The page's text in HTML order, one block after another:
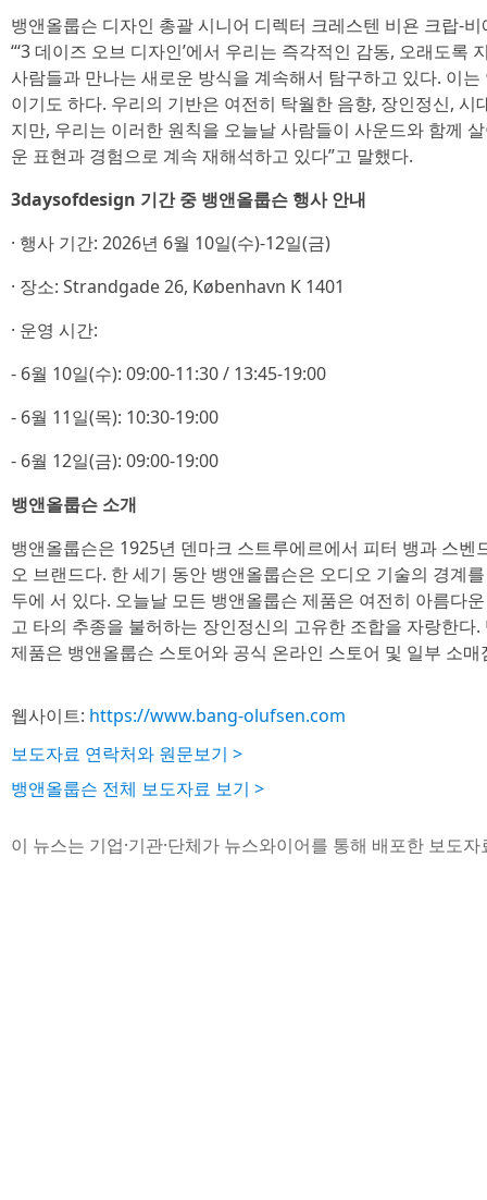
뱅앤올룹슨 디자인 총괄 시니어 디렉터 크레스텐 비욘 크랍-
“‘3 데이즈 오브 디자인’에서 우리는 즉각적인 감동, 오래도록
사람들과 만나는 새로운 방식을 계속해서 탐구하고 있다. 이
이기도 하다. 우리의 기반은 여전히 탁월한 음향, 장인정신,
지만, 우리는 이러한 원칙을 오늘날 사람들이 사운드와 함께
운 표현과 경험으로 계속 재해석하고 있다”고 말했다.
3daysofdesign 기간 중 뱅앤올룹슨 행사 안내
· 행사 기간: 2026년 6월 10일(수)-12일(금)
· 장소: Strandgade 26, København K 1401
· 운영 시간:
- 6월 10일(수): 09:00-11:30 / 13:45-19:00
- 6월 11일(목): 10:30-19:00
- 6월 12일(금): 09:00-19:00
뱅앤올룹슨 소개
뱅앤올룹슨은 1925년 덴마크 스트루에르에서 피터 뱅과 스벤
오 브랜드다. 한 세기 동안 뱅앤올룹슨은 오디오 기술의 경계
두에 서 있다. 오늘날 모든 뱅앤올룹슨 제품은 여전히 아름다
고 타의 추종을 불허하는 장인정신의 고유한 조합을 자랑한
제품은 뱅앤올룹슨 스토어와 공식 온라인 스토어 및 일부 소
웹사이트: https://www.bang-olufsen.com
보도자료 연락처와 원문보기 >
뱅앤올룹슨 전체 보도자료 보기 >
이 뉴스는 기업·기관·단체가 뉴스와이어를 통해 배포한 보도